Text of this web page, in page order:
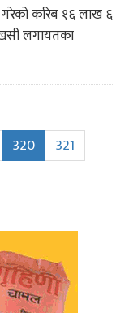
गरेको करिब १६ लाख ६
लगायतका
320
321